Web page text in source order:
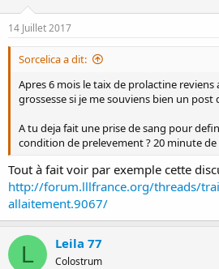
14 Juillet 2017
Sorcelica a dit:
Apres 6 mois le taix de prolactine reviens
grossesse si je me souviens bien un post
A tu deja fait une prise de sang pour
condition de prelevement ? 20 minute
Tout à fait voir par exemple cette
http://forum.lllfrance.org/threads/
allaitement.9067/
L Leila 77
Colostrum